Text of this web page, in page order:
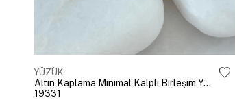
YÜZÜK
Altın Kaplama Minimal Kalpli Birleşim Yüzük Gold
19331